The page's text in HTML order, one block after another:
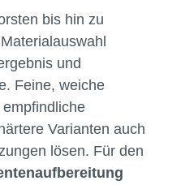
bis hin zu
und
Feine, weiche
Varianten auch
lösen. Für den